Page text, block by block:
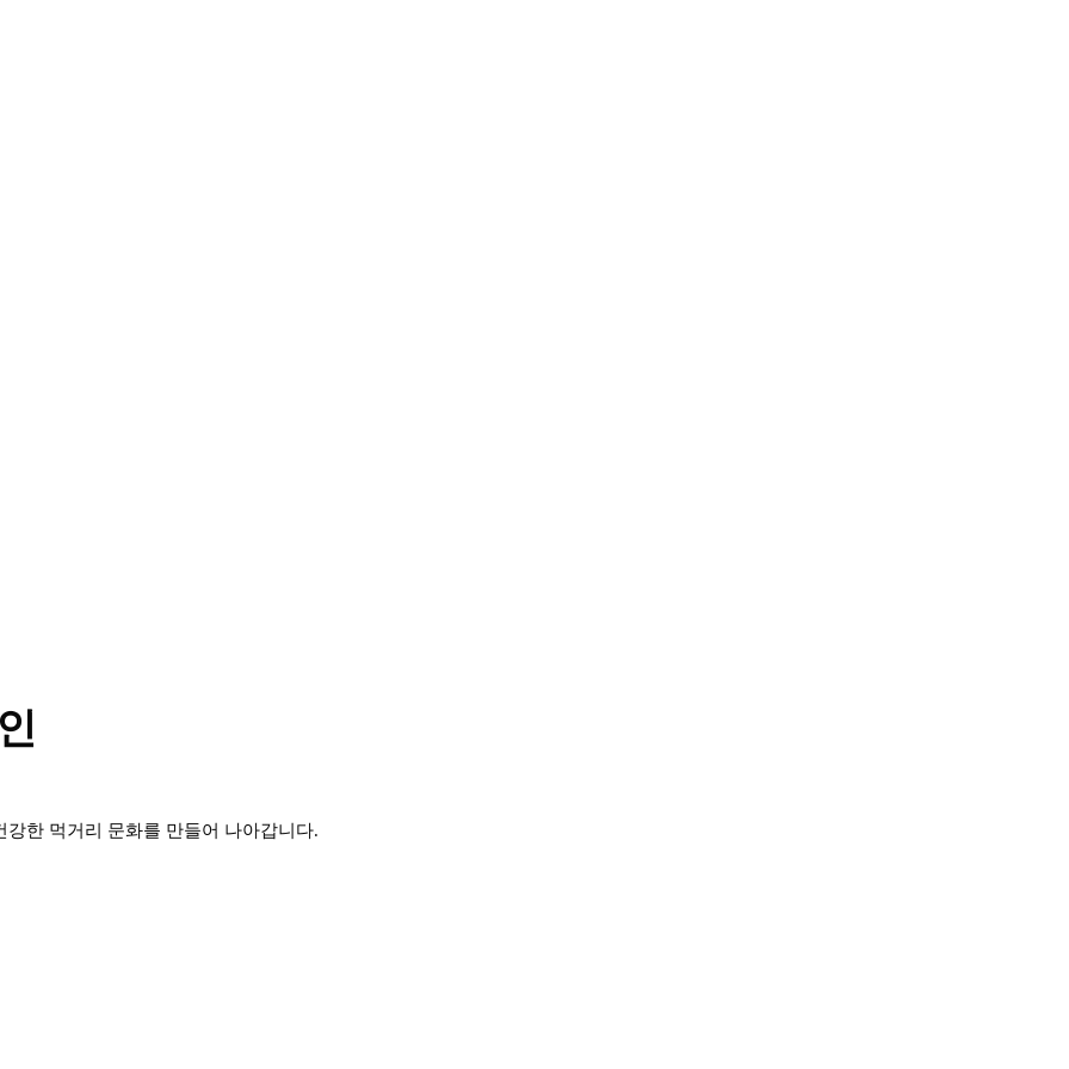
한 먹거리 문화를 만들어 나아갑니다.